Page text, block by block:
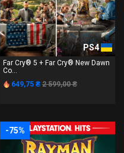
PS4
Far Cry® 5 + Far Cry® New Dawn
Co...
649,75 ₴ 2 599,00 ₴
-75%